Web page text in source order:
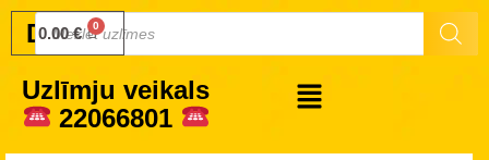
Druku.lv
0.00€
Uzlīmju veikals
22066801